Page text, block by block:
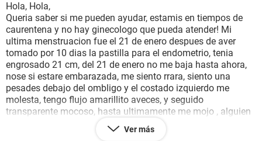
SEXUALIDAD
GLOSARIO
Hola, Hola,
Queria saber si me pueden ayudar, estamis en tiempos de
caurentena y no hay ginecologo que pueda atender! Mi
ultima menstruacion fue el 21 de enero despues de aver
tomado por 10 dias la pastilla para el endometrio, tenia
engrosado 21 cm, del 21 de enero no me baja hasta ahora,
nose si estare embarazada, me siento rrara, siento una
pesades debajo del ombligo y el costado izquierdo me
molesta, tengo flujo amarillito aveces, y seguido
transparente mocoso, hasta ultimamente me mojo , alguien
puede ayudarme... me hice 3 test , uno me salio una rayita
oscura y otra tenue, luego 2 negativas, hace 1 mes me hice
Ver más